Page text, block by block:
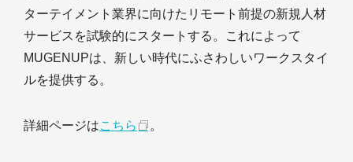
ターテイメント業界に向けたリモート前提の新規人材
サービスを試験的にスタートする。これによって
MUGENUPは、新しい時代にふさわしいワークスタイ
ルを提供する。
詳細ページはこちら 。